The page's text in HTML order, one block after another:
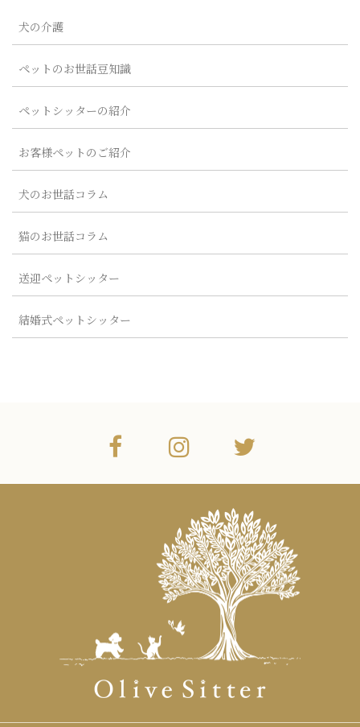
犬の介護
ペットのお世話豆知識
ペットシッターの紹介
お客様ペットのご紹介
犬のお世話コラム
猫のお世話コラム
送迎ペットシッター
結婚式ペットシッター